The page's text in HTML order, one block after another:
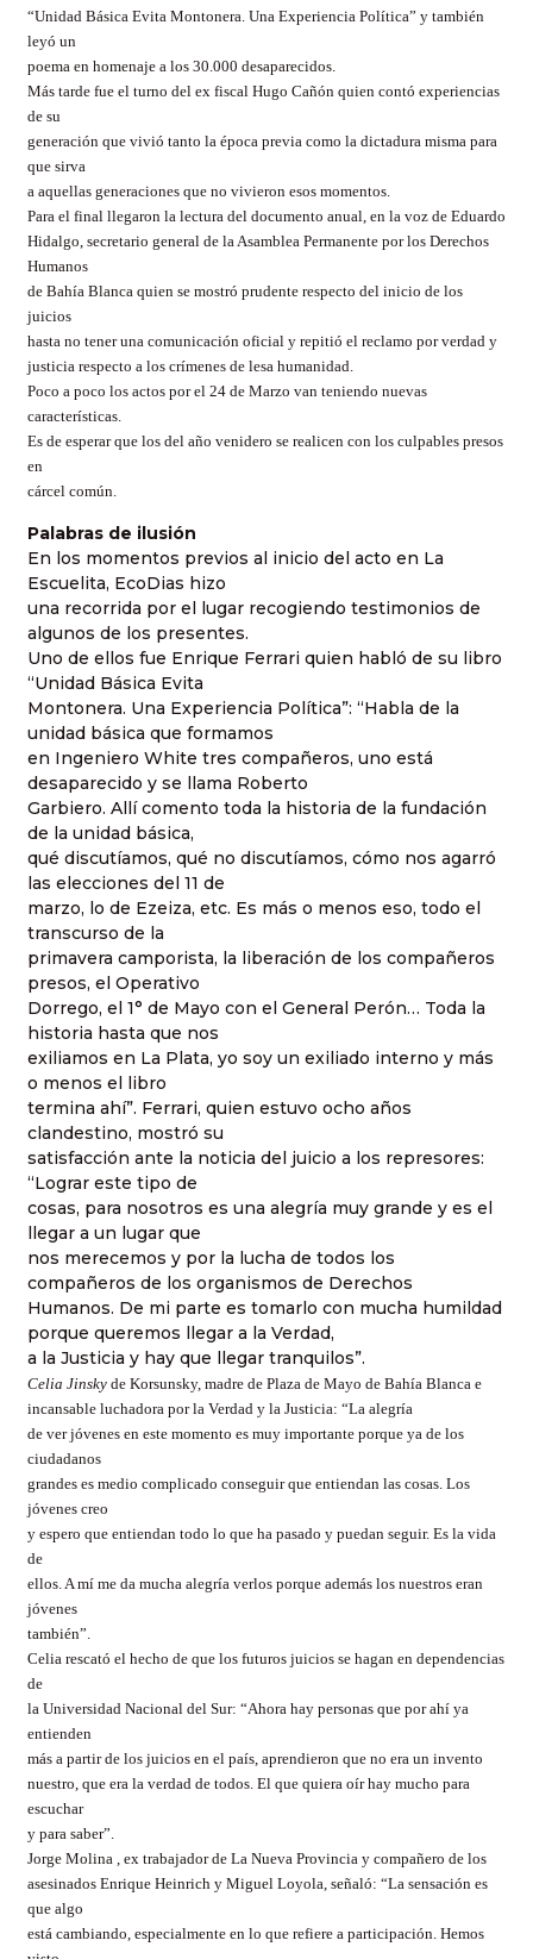
“Unidad Básica Evita Montonera. Una Experiencia Política” y también
leyó un
poema en homenaje a los 30.000 desaparecidos.
Más tarde fue el turno del ex fiscal Hugo Cañón quien contó experiencias
de su
generación que vivió tanto la época previa como la dictadura misma para
que sirva
a aquellas generaciones que no vivieron esos momentos.
Para el final llegaron la lectura del documento anual, en la voz de Eduardo
Hidalgo, secretario general de la Asamblea Permanente por los Derechos
Humanos
de Bahía Blanca quien se mostró prudente respecto del inicio de los
juicios
hasta no tener una comunicación oficial y repitió el reclamo por verdad y
justicia respecto a los crímenes de lesa humanidad.
Poco a poco los actos por el 24 de Marzo van teniendo nuevas
características.
Es de esperar que los del año venidero se realicen con los culpables presos
en
cárcel común.
Palabras de ilusión
En los momentos previos al inicio del acto en La
Escuelita, EcoDias hizo
una recorrida por el lugar recogiendo testimonios de
algunos de los presentes.
Uno de ellos fue Enrique Ferrari quien habló de su libro
“Unidad Básica Evita
Montonera. Una Experiencia Política”: “Habla de la
unidad básica que formamos
en Ingeniero White tres compañeros, uno está
desaparecido y se llama Roberto
Garbiero. Allí comento toda la historia de la fundación
de la unidad básica,
qué discutíamos, qué no discutíamos, cómo nos agarró
las elecciones del 11 de
marzo, lo de Ezeiza, etc. Es más o menos eso, todo el
transcurso de la
primavera camporista, la liberación de los compañeros
presos, el Operativo
Dorrego, el 1° de Mayo con el General Perón… Toda la
historia hasta que nos
exiliamos en La Plata, yo soy un exiliado interno y más
o menos el libro
termina ahí”. Ferrari, quien estuvo ocho años
clandestino, mostró su
satisfacción ante la noticia del juicio a los represores:
“Lograr este tipo de
cosas, para nosotros es una alegría muy grande y es el
llegar a un lugar que
nos merecemos y por la lucha de todos los
compañeros de los organismos de Derechos
Humanos. De mi parte es tomarlo con mucha humildad
porque queremos llegar a la Verdad,
a la Justicia y hay que llegar tranquilos”.
Celia Jinsky de Korsunsky, madre de Plaza de Mayo de Bahía Blanca e
incansable luchadora por la Verdad y la Justicia: “La alegría
de ver jóvenes en este momento es muy importante porque ya de los
ciudadanos
grandes es medio complicado conseguir que entiendan las cosas. Los
jóvenes creo
y espero que entiendan todo lo que ha pasado y puedan seguir. Es la vida
de
ellos. A mí me da mucha alegría verlos porque además los nuestros eran
jóvenes
también”.
Celia rescató el hecho de que los futuros juicios se hagan en dependencias
de
la Universidad Nacional del Sur: “Ahora hay personas que por ahí ya
entienden
más a partir de los juicios en el país, aprendieron que no era un invento
nuestro, que era la verdad de todos. El que quiera oír hay mucho para
escuchar
y para saber”.
Jorge Molina , ex trabajador de La Nueva Provincia y compañero de los
asesinados Enrique Heinrich y Miguel Loyola, señaló: “La sensación es
que algo
está cambiando, especialmente en lo que refiere a participación. Hemos